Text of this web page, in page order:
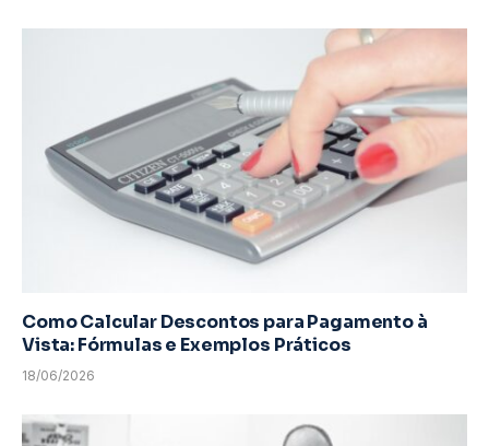
Como Calcular Descontos para Pagamento à
Vista: Fórmulas e Exemplos Práticos
18/06/2026